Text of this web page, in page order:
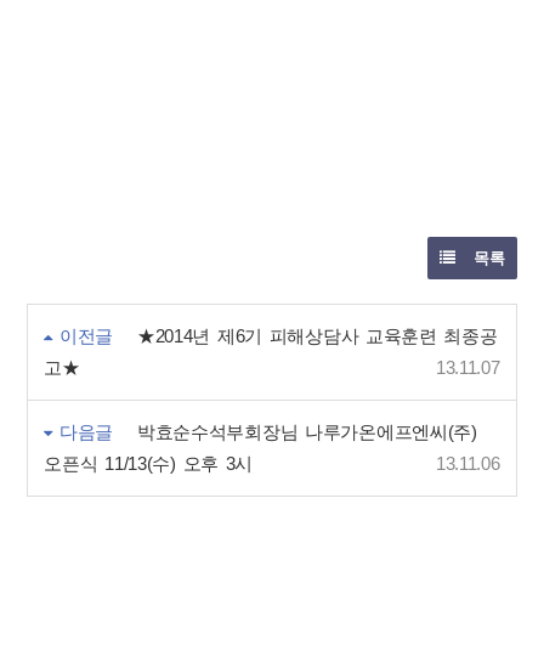
목록
이전글
★2014년 제6기 피해상담사 교육훈련 최종공
고★
13.11.07
다음글
박효순수석부회장님 나루가온에프엔씨(주)
오픈식 11/13(수) 오후 3시
13.11.06